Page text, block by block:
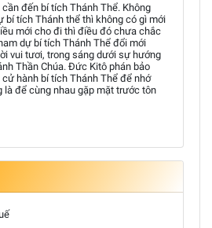
đến bí tích Thánh Thể. Không
bí tích Thánh thể thì không có gì mới
mới cho đi thì điều đó chưa chắc
dự bí tích Thánh Thể đổi mới
vui tươi, trong sáng dưới sự hướng
Thần Chúa. Đức Kitô phán bảo
hành bí tích Thánh Thể để nhớ
là để cùng nhau gặp mặt trước tôn